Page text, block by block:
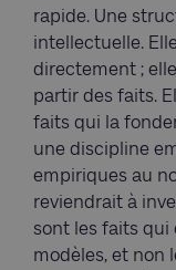
rapide. Une
intellectuelle.
directement ;
partir des faits.
faits qui la
une discipline
empiriques au
reviendrait à
sont les faits qui
modèles, et non